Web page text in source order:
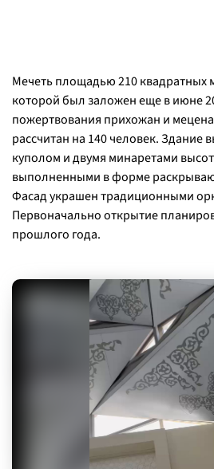
Мечеть площадью 210 квадратных
которой был заложен еще в июне
пожертвования прихожан и
рассчитан на 140 человек. Здание
куполом и двумя минаретами
выполненными в форме
Фасад украшен традиционными
Первоначально открытие
прошлого года.